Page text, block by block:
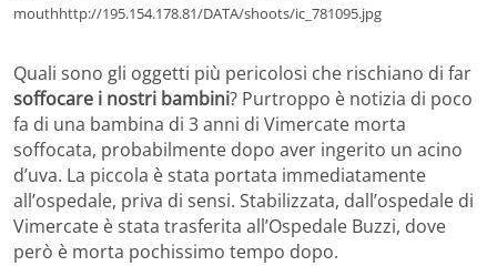
mouthhttp://195.154.178.81/DATA/shoots/ic_781095.jpg
Quali sono gli oggetti più pericolosi che rischiano di far
soffocare i nostri bambini? Purtroppo è notizia di poco
fa di una bambina di 3 anni di Vimercate morta
soffocata, probabilmente dopo aver ingerito un acino
d’uva. La piccola è stata portata immediatamente
all’ospedale, priva di sensi. Stabilizzata, dall’ospedale di
Vimercate è stata trasferita all’Ospedale Buzzi, dove
però è morta pochissimo tempo dopo.